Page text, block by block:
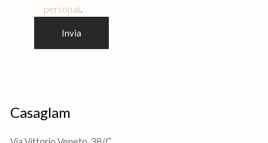
personali
Casaglam
Via Vittorio Veneto, 38/C